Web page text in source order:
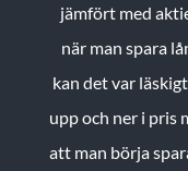
jämfört med
när man spara
kan det var
upp och ner i pris
att man börja